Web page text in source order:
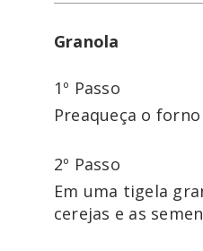
Granola
1º Passo
Preaqueça o forno
2º Passo
Em uma tigela
cerejas e as